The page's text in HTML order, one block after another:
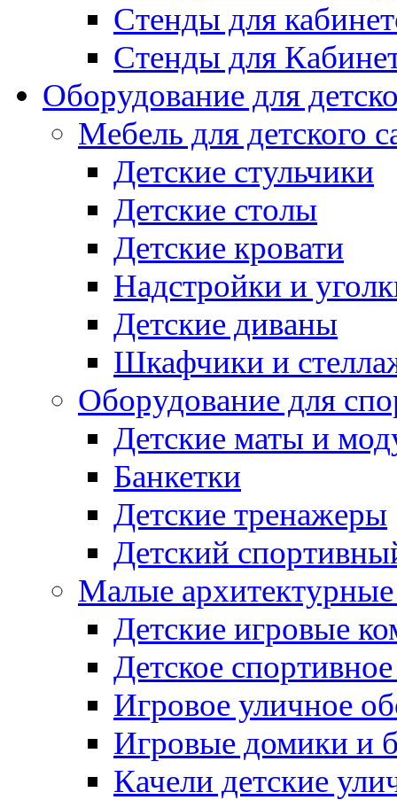
Стенды для
Стенды для
Оборудование для
Мебель для детского
Детские стульчики
Детские столы
Детские кровати
Надстройки и
Детские диваны
Шкафчики и
Оборудование для
Детские маты и
Банкетки
Детские тренажеры
Детский
Малые
Детские игровые
Детское
Игровое уличное
Игровые домики и
Качели детские